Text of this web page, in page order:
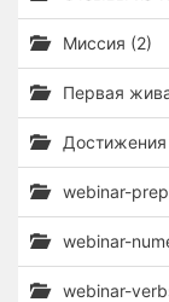
Миссия (2)
Первая
Достижения
webinar-
webinar-
webinar-